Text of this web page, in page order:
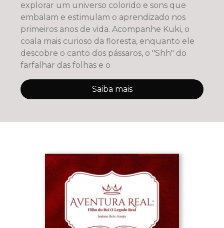
explorar um universo colorido e sons que
embalam e estimulam o aprendizado nos
primeiros anos de vida. Acompanhe Kuki, o
coala mais curioso da floresta, enquanto ele
descobre o canto dos pássaros, o "Shh" do
farfalhar das folhas e o
Saiba mais